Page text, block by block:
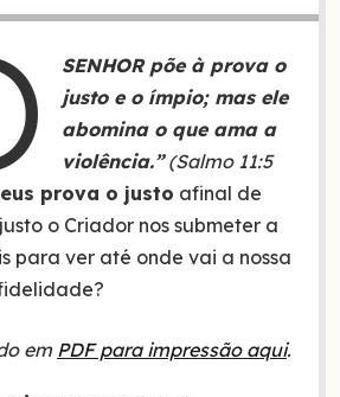
SENHOR põe à prova o
justo e o ímpio; mas ele
abomina o que ama a
violência.”(Salmo 11:5
prova o justo afinal de
o Criador nos submeter a
para ver até onde vai a nossa
em PDF para impressão aqui.